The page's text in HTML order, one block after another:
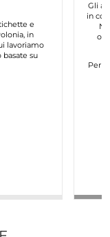
e
in
lavoriamo
su
Gli
in
Per